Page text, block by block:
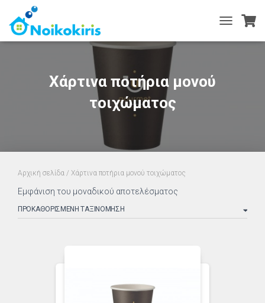
TOGGLE
NAVIGATION
Χάρτινα ποτήρια μονού
τοιχώματος
Αρχική σελίδα / Χάρτινα ποτήρια μονού τοιχώματος
Εμφάνιση του μοναδικού αποτελέσματος